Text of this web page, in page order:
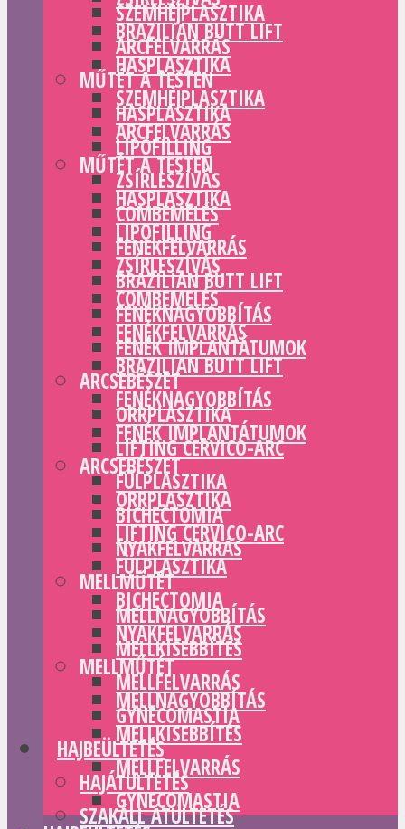
SZEMHÉJPLASZTIKA
ARCFELVARRÁS
MŰTÉT A TESTEN
HASPLASZTIKA
LIPOFILLING
ZSÍRLESZÍVÁS
COMBEMELÉS
FENÉKFELVARRÁS
BRAZILIAN BUTT LIFT
FENÉKNAGYOBBÍTÁS
FENÉK IMPLANTÁTUMOK
ARCSEBÉSZET
ORRPLASZTIKA
LIFTING CERVICO-ARC
FÜLPLASZTIKA
BICHECTOMIA
NYAKFELVARRÁS
MELLMŰTÉT
MELLNAGYOBBÍTÁS
MELLKISEBBÍTÉS
MELLFELVARRÁS
GYNECOMASTIA
HAJBEÜLTETÉS
HAJÁTÜLTETÉS
SZAKÁLL ÁTÜLTETÉS
BRAZILIAN BUTT LIFT
HASPLASZTIKA
SZEMHÉJPLASZTIKA
ARCFELVARRÁS
MŰTÉT A TESTEN
HASPLASZTIKA
LIPOFILLING
ZSÍRLESZÍVÁS
COMBEMELÉS
FENÉKFELVARRÁS
BRAZILIAN BUTT LIFT
FENÉKNAGYOBBÍTÁS
FENÉK IMPLANTÁTUMOK
ARCSEBÉSZET
ORRPLASZTIKA
LIFTING CERVICO-ARC
FÜLPLASZTIKA
BICHECTOMIA
NYAKFELVARRÁS
MELLMŰTÉT
MELLNAGYOBBÍTÁS
MELLKISEBBÍTÉS
MELLFELVARRÁS
GYNECOMASTIA